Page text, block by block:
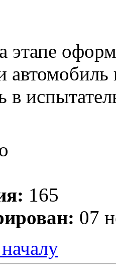
этапе
в
165
07